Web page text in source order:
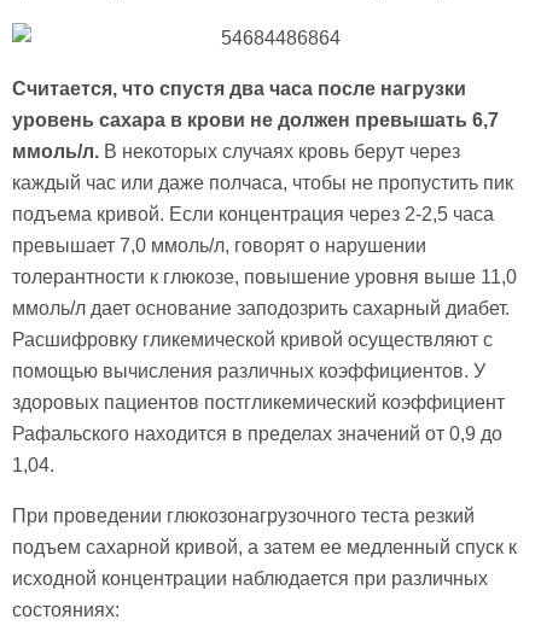
Считается, что спустя два часа после нагрузки
уровень сахара в крови не должен превышать 6,7
ммоль/л. В некоторых случаях кровь берут через
каждый час или даже полчаса, чтобы не пропустить пик
подъема кривой. Если концентрация через 2-2,5 часа
превышает 7,0 ммоль/л, говорят о нарушении
толерантности к глюкозе, повышение уровня выше 11,0
ммоль/л дает основание заподозрить сахарный диабет.
Расшифровку гликемической кривой осуществляют с
помощью вычисления различных коэффициентов. У
здоровых пациентов постгликемический коэффициент
Рафальского находится в пределах значений от 0,9 до
1,04.
При проведении глюкозонагрузочного теста резкий
подъем сахарной кривой, а затем ее медленный спуск к
исходной концентрации наблюдается при различных
состояниях: